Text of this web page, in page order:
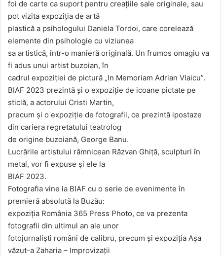
foi de carte ca suport pentru creațiile sale originale, sau
pot vizita expoziția de artă
plastică a psihologului Daniela Tordoi, care corelează
elemente din psihologie cu viziunea
sa artistică, într-o manieră originală. Un frumos omagiu va
fi adus unui artist buzoian, în
cadrul expoziției de pictură „In Memoriam Adrian Vlaicu”.
BIAF 2023 prezintă și o expoziție de icoane pictate pe
sticlă, a actorului Cristi Martin,
precum și o expoziție de fotografii, ce prezintă ipostaze
din cariera regretatului teatrolog
de origine buzoiană, George Banu.
Lucrările artistului râmnicean Răzvan Ghiță, sculpturi în
metal, vor fi expuse și ele la
BIAF 2023.
Fotografia vine la BIAF cu o serie de evenimente în
premieră absolută la Buzău:
expoziția România 365 Press Photo, ce va prezenta
fotografii din ultimul an ale unor
fotojurnaliști români de calibru, precum și expoziția Așa
văzut-a Zaharia – Improvizații